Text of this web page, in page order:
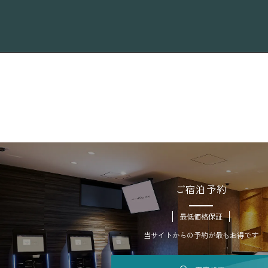
ご宿泊予約
最低価格保証
当サイトからの予約が最もお得です